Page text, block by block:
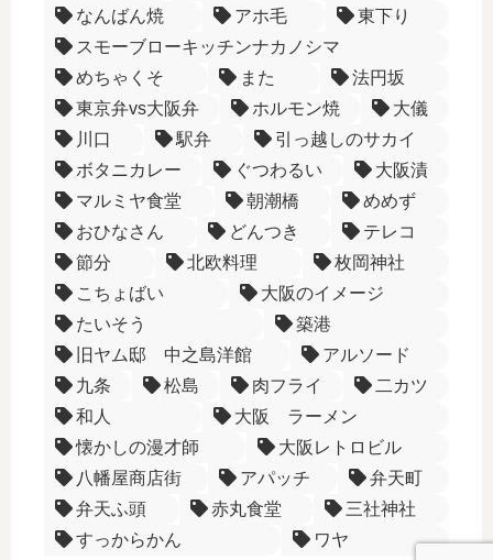
なんばん焼
アホ毛
東下り
スモーブローキッチンナカノシマ
めちゃくそ
また
法円坂
東京弁vs大阪弁
ホルモン焼
大儀
川口
駅弁
引っ越しのサカイ
ボタニカレー
ぐつわるい
大阪漬
マルミヤ食堂
朝潮橋
めめず
おひなさん
どんつき
テレコ
節分
北欧料理
枚岡神社
こちょばい
大阪のイメージ
たいそう
築港
旧ヤム邸 中之島洋館
アルソード
九条
松島 肉フライ
二カツ
和人
大阪 ラーメン
懐かしの漫才師
大阪レトロビル
八幡屋商店街
アパッチ
弁天町
弁天ふ頭
赤丸食堂
三社神社
すっからかん
ワヤ